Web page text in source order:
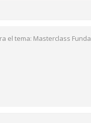
el tema: Masterclass